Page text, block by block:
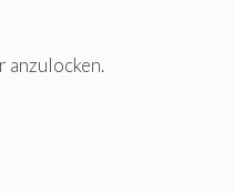
anzulocken.